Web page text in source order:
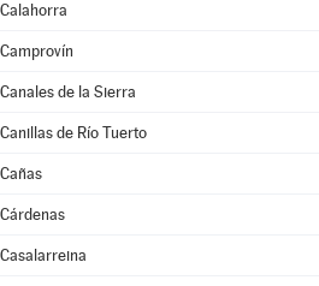
Calahorra
Camprovín
Canales de la Sierra
Canillas de Río Tuerto
Cañas
Cárdenas
Casalarreina